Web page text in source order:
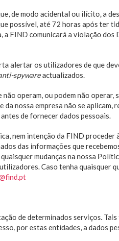
de modo acidental ou ilícito, a
possível, até 72 horas após ter
FIND comunicará a violação
alertar os utilizadores de que
spywareactualizados.
operam, ou podem não operar,
nossa empresa não se
de fornecer dados pessoais.
nem intenção da FIND
das informações que
mudanças na nossa
Caso tenha quaisquer
de determinados serviços.
por estas entidades, a dados